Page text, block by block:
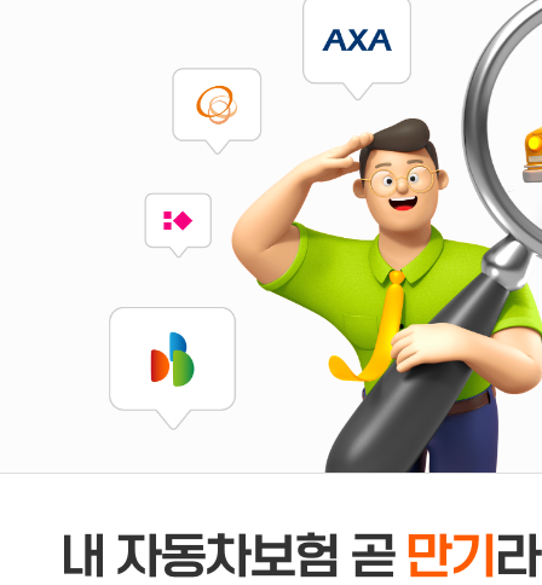
내 자동차보험 곧 만기